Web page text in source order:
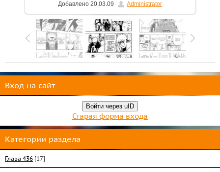
Добавлено 20.03.09 Administrator
Вход на сайт
Войти через uID
Старая форма входа
Категории раздела
Глава 436 [17]